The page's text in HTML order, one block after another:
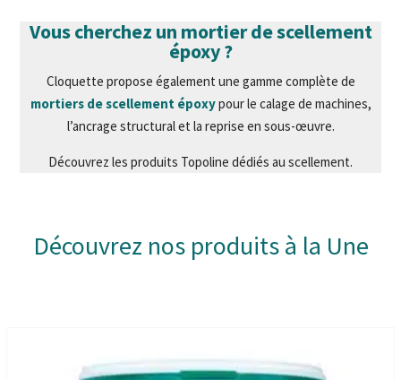
Vous cherchez un mortier de scellement
époxy ?
Cloquette propose également une gamme complète de
mortiers de scellement époxypour le calage de machines,
l’ancrage structural et la reprise en sous-œuvre.
Découvrez les produits Topoline dédiés au scellement.
Découvrez nos produits à la Une